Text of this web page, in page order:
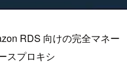
RDS 向けの完全マネー
スプロキシ